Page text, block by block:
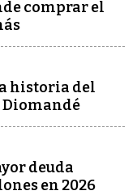
comprar el
historia del
Diomandé
deuda
en 2026